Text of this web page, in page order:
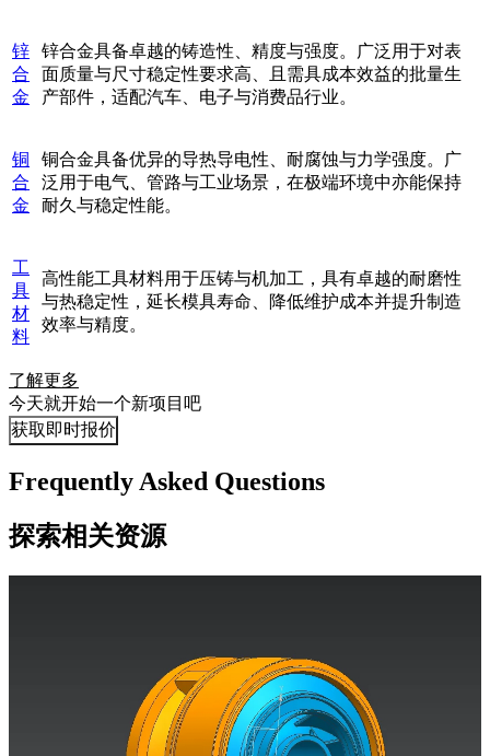
锌
合
金
锌合金具备卓越的铸造性、精度与强度。广泛用于对表
面质量与尺寸稳定性要求高、且需具成本效益的批量生
产部件，适配汽车、电子与消费品行业。
铜
合
金
铜合金具备优异的导热导电性、耐腐蚀与力学强度。广
泛用于电气、管路与工业场景，在极端环境中亦能保持
耐久与稳定性能。
工
具
材
料
高性能工具材料用于压铸与机加工，具有卓越的耐磨性
与热稳定性，延长模具寿命、降低维护成本并提升制造
效率与精度。
了解更多
今天就开始一个新项目吧
获取即时报价
Frequently Asked Questions
探索相关资源